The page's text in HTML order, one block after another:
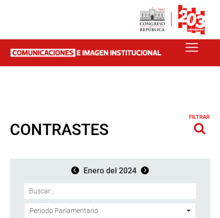
CONTRASTES
FILTRAR
Enero del 2024